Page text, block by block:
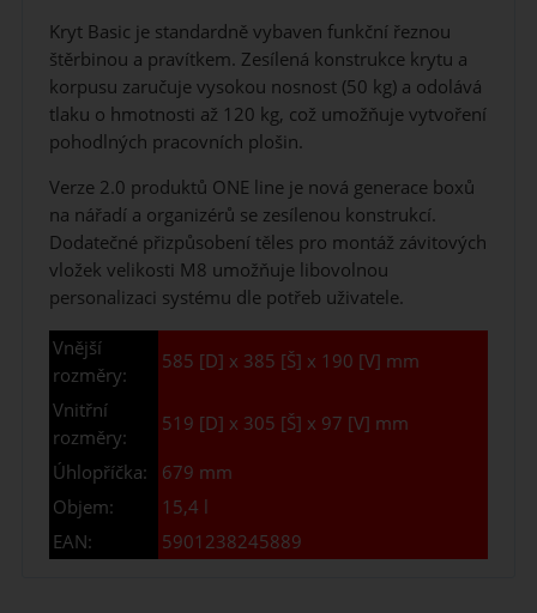
Kryt Basic je standardně vybaven funkční řeznou
štěrbinou a pravítkem. Zesílená konstrukce krytu a
korpusu zaručuje vysokou nosnost (50 kg) a odolává
tlaku o hmotnosti až 120 kg, což umožňuje vytvoření
pohodlných pracovních plošin.
Verze 2.0 produktů ONE line je nová generace boxů
na nářadí a organizérů se zesílenou konstrukcí.
Dodatečné přizpůsobení těles pro montáž závitových
vložek velikosti M8 umožňuje libovolnou
personalizaci systému dle potřeb uživatele.
Vnější
rozměry:
585 [D] x 385 [Š] x 190 [V] mm
Vnitřní
rozměry:
519 [D] x 305 [Š] x 97 [V] mm
Úhlopříčka:
679 mm
Objem:
15,4 l
EAN:
5901238245889